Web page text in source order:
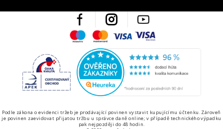
Facebook Instagram
MaestroMastercard
Visa
Česká kvalita
Podle zákona o evidenci tržeb je prodávající povinen vystavit kupujícímu účtenku. Zároveň
je povinen zaevidovat přijatou tržbu u správce daně online; v případě technického výpadku
pak nejpozději do 48 hodin.